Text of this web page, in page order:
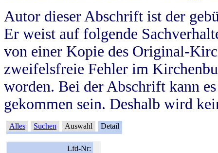
Autor dieser Abschrift ist der
Er weist auf folgende
von einer Kopie des Original-
zweifelsfreie Fehler im
worden. Bei der Abschrift kann
gekommen sein. Deshalb wird
Alles Suchen Auswahl Detail
Lfd-Nr: